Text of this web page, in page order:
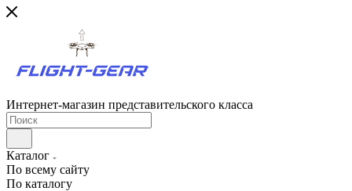
Интернет-магазин представительского класса
Каталог
По всему сайту
По каталогу